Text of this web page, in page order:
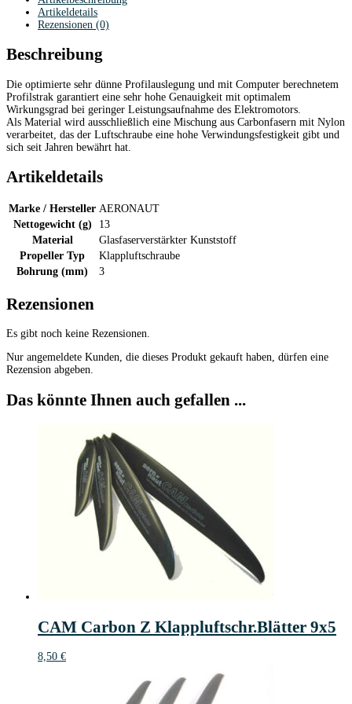
Artikeldetails
Rezensionen (0)
Beschreibung
Die optimierte sehr dünne Profilauslegung und mit Computer berechnetem
Profilstrak garantiert eine sehr hohe Genauigkeit mit optimalem
Wirkungsgrad bei geringer Leistungsaufnahme des Elektromotors.
Als Material wird ausschließlich eine Mischung aus Carbonfasern mit Nylon
verarbeitet, das der Luftschraube eine hohe Verwindungsfestigkeit gibt und
sich seit Jahren bewährt hat.
Artikeldetails
Marke / Hersteller AERONAUT
Nettogewicht (g)
13
Material
Glasfaserverstärkter Kunststoff
Propeller Typ
Klappluftschraube
Bohrung (mm)
3
Rezensionen
Es gibt noch keine Rezensionen.
Nur angemeldete Kunden, die dieses Produkt gekauft haben, dürfen eine
Rezension abgeben.
Das könnte Ihnen auch gefallen ...
CAM Carbon Z Klappluftschr.Blätter 9x5
8,50 €